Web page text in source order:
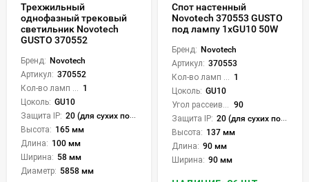
Трехжильный
однофазный трековый
светильник Novotech
GUSTO 370552
Бренд: Novotech
Артикул: 370552
1
Цоколь: GU10
Защита IP: 20 (для сухих пом.)
Высота: 165 мм
Длина: 100 мм
Ширина: 58 мм
Диаметр: 5858 мм
Спот настенный
Novotech 370553 GUSTO
под лампу 1xGU10 50W
Бренд: Novotech
Артикул: 370553
1
Цоколь: GU10
90
Защита IP: 20 (для сухих пом.)
Высота: 137 мм
Длина: 90 мм
Ширина: 90 мм